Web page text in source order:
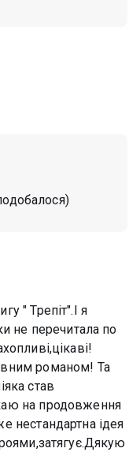
" Трепіт".І я
не перечитала по
романом! Та
став
на продовження
нестандартна ідея